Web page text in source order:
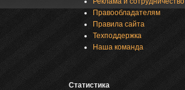
Правообладателям
Правила сайта
Техподдержка
Наша команда
Статистика